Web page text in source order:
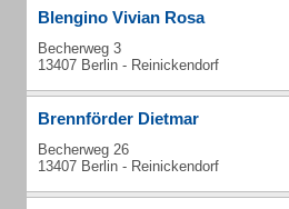
Blengino Vivian Rosa
Becherweg 3
13407 Berlin - Reinickendorf
Brennförder Dietmar
Becherweg 26
13407 Berlin - Reinickendorf